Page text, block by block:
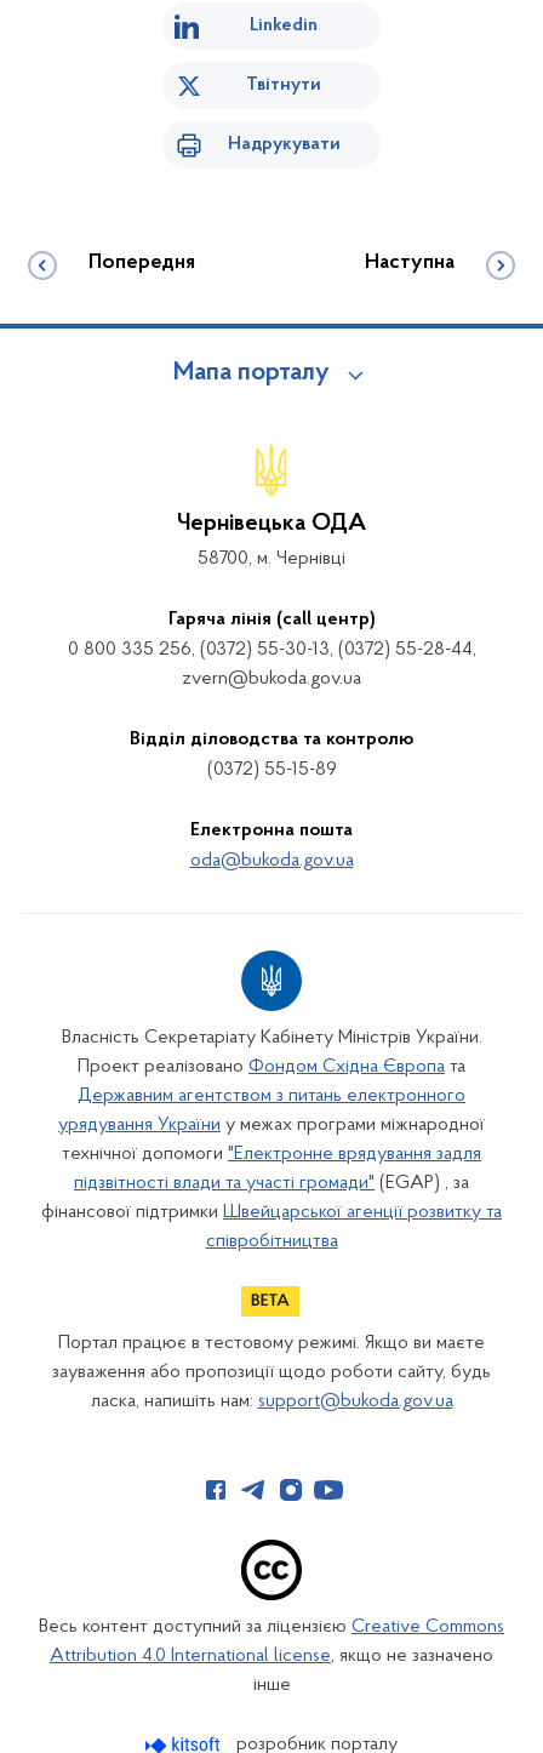
Linkedin
Твітнути
Надрукувати
Попередня Наступна
Мапа порталу
Чернівецька ОДА
58700, м. Чернівці
Гаряча лінія (call центр)
0 800 335 256, (0372) 55-30-13, (0372) 55-28-44,
zvern@bukoda.gov.ua
Відділ діловодства та контролю
(0372) 55-15-89
Електронна пошта
oda@bukoda.gov.ua
Власність Секретаріату Кабінету Міністрів України.
Проект реалізовано Фондом Східна Європа та
Державним агентством з питань електронного
урядування України у межах програми міжнародної
технічної допомоги "Електронне врядування задля
підзвітності влади та участі громади" (EGAP) , за
фінансової підтримки Швейцарської агенції розвитку та
співробітництва
Портал працює в тестовому режимі. Якщо ви маєте
зауваження або пропозиції щодо роботи сайту, будь
ласка, напишіть нам: support@bukoda.gov.ua
Весь контент доступний за ліцензією Creative Commons
Attribution 4.0 International license, якщо не зазначено
інше
розробник порталу